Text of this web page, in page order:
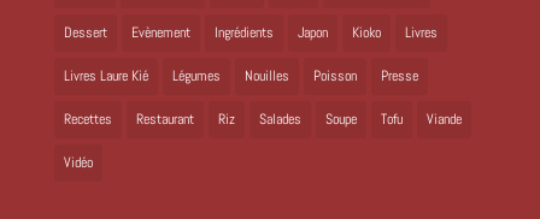
Dessert Evènement Ingrédients Japon Kioko Livres
Livres Laure Kié Légumes Nouilles Poisson Presse
Recettes Restaurant Riz Salades Soupe Tofu Viande
Vidéo